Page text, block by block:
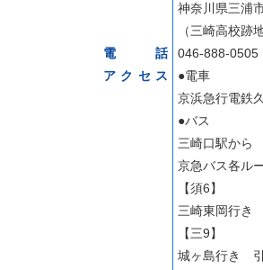
神奈川県三浦
（三崎高校跡
電話
046-888-0505
アクセス
●電車
京浜急行電鉄
●バス
三崎口駅から
京急バス各ル
【須6】
三崎東岡行き
【三9】
城ヶ島行き